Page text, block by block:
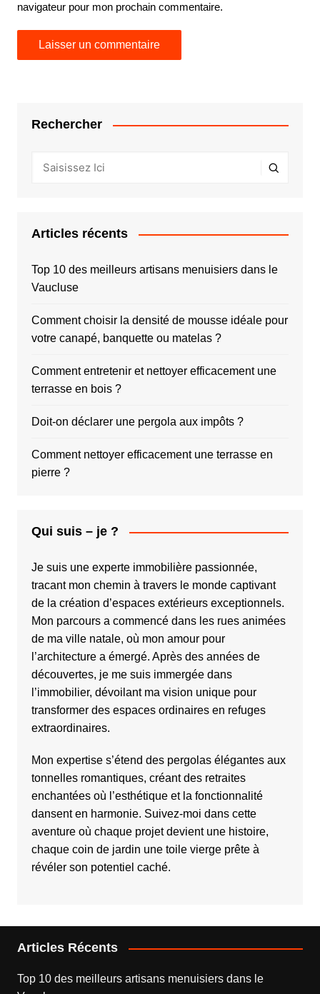
navigateur pour mon prochain commentaire.
Rechercher
Articles récents
Top 10 des meilleurs artisans menuisiers dans le
Vaucluse
Comment choisir la densité de mousse idéale pour
votre canapé, banquette ou matelas ?
Comment entretenir et nettoyer efficacement une
terrasse en bois ?
Doit-on déclarer une pergola aux impôts ?
Comment nettoyer efficacement une terrasse en
pierre ?
Qui suis – je ?
Je suis une experte immobilière passionnée,
tracant mon chemin à travers le monde captivant
de la création d’espaces extérieurs exceptionnels.
Mon parcours a commencé dans les rues animées
de ma ville natale, où mon amour pour
l’architecture a émergé. Après des années de
découvertes, je me suis immergée dans
l’immobilier, dévoilant ma vision unique pour
transformer des espaces ordinaires en refuges
extraordinaires.
Mon expertise s’étend des pergolas élégantes aux
tonnelles romantiques, créant des retraites
enchantées où l’esthétique et la fonctionnalité
dansent en harmonie. Suivez-moi dans cette
aventure où chaque projet devient une histoire,
chaque coin de jardin une toile vierge prête à
révéler son potentiel caché.
Articles Récents
Top 10 des meilleurs artisans menuisiers dans le